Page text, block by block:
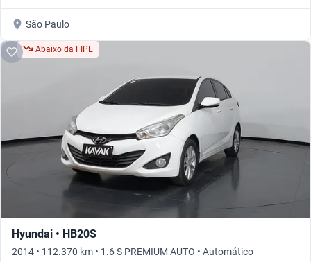
São Paulo
Abaixo da FIPE
Hyundai • HB20S
2014 • 112.370 km • 1.6 S PREMIUM AUTO • Automático